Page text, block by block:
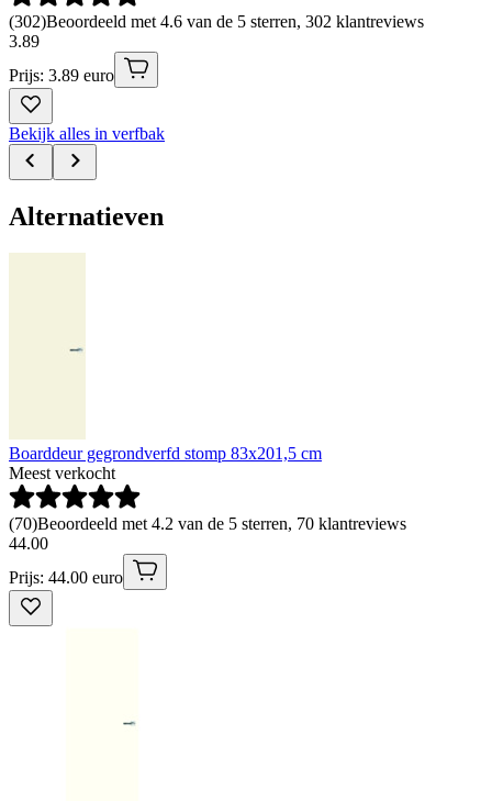
(302)Beoordeeld met 4.6 van de 5 sterren, 302 klantreviews
3.89
Prijs: 3.89 euro
Bekijk alles in verfbak
Alternatieven
Boarddeur gegrondverfd stomp 83x201,5 cm
Meest verkocht
(70)Beoordeeld met 4.2 van de 5 sterren, 70 klantreviews
44.00
Prijs: 44.00 euro